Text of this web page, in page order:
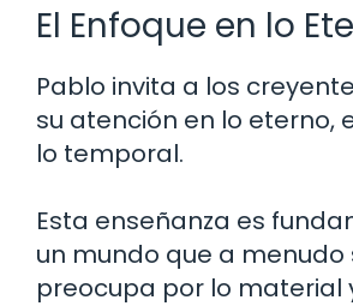
El Enfoque en lo
Pablo invita a los
su atención en lo eterno,
lo temporal.
Esta enseñanza es
un mundo que a menudo
preocupa por lo material